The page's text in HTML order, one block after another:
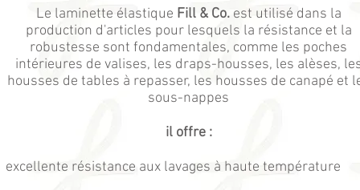
Le laminette élastique Fill & Co.est utilisé dans la
production d'articles pour lesquels la résistance et la
robustesse sont fondamentales, comme les poches
intérieures de valises, les draps-housses, les alèses,
housses de tables à repasser, les housses de canapé et
sous-nappes
il offre :
excellente résistance aux lavages à haute température